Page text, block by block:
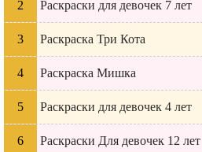
Раскраски для девочек 7 лет
Раскраска Три Кота
Раскраска Мишка
Раскраски для девочек 4 лет
Раскраски Для девочек 12 лет